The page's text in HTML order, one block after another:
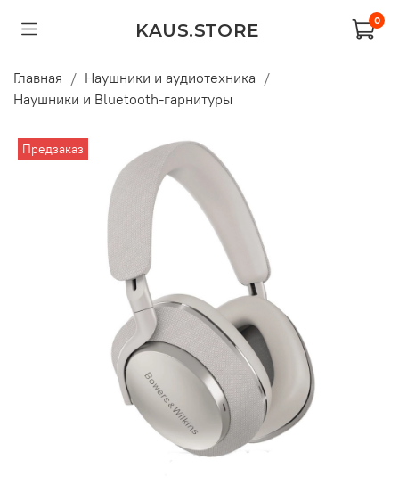
KAUS.STORE 0
Главная
Наушники и аудиотехника
Наушники и Bluetooth-гарнитуры
Предзаказ